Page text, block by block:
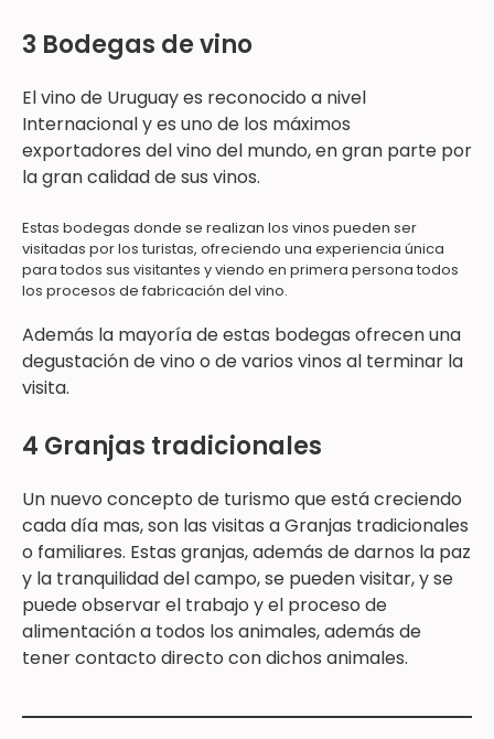
3 Bodegas de vino
El vino de Uruguay es reconocido a nivel
Internacional y es uno de los máximos
exportadores del vino del mundo, en gran parte por
la gran calidad de sus vinos.
Estas bodegas donde se realizan los vinos pueden ser
visitadas por los turistas, ofreciendo una experiencia única
para todos sus visitantes y viendo en primera persona todos
los procesos de fabricación del vino.
Además la mayoría de estas bodegas ofrecen una
degustación de vino o de varios vinos al terminar la
visita.
4 Granjas tradicionales
Un nuevo concepto de turismo que está creciendo
cada día mas, son las visitas a Granjas tradicionales
o familiares. Estas granjas, además de darnos la paz
y la tranquilidad del campo, se pueden visitar, y se
puede observar el trabajo y el proceso de
alimentación a todos los animales, además de
tener contacto directo con dichos animales.